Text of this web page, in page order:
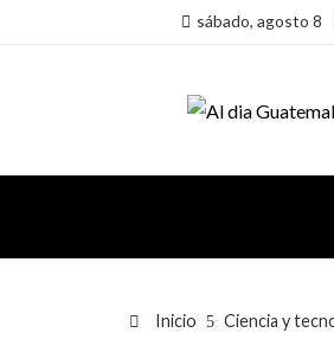
sábado, agosto 8
Inicio
Ciencia y